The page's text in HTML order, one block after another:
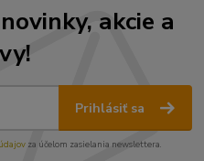
akcie a
Prihlásiť sa
za účelom zasielania newslettera.